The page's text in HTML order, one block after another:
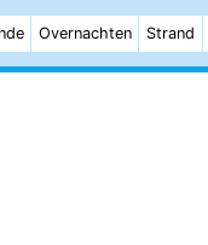
Overnachten Strand